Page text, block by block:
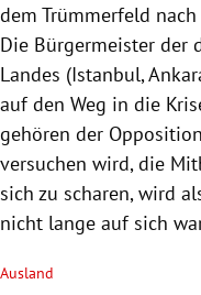
dem Trümmerfeld
Die Bürgermeister der
Landes (Istanbul,
auf den Weg in die
gehören der
versuchen wird, die
sich zu scharen, wird
nicht lange auf sich
Ausland